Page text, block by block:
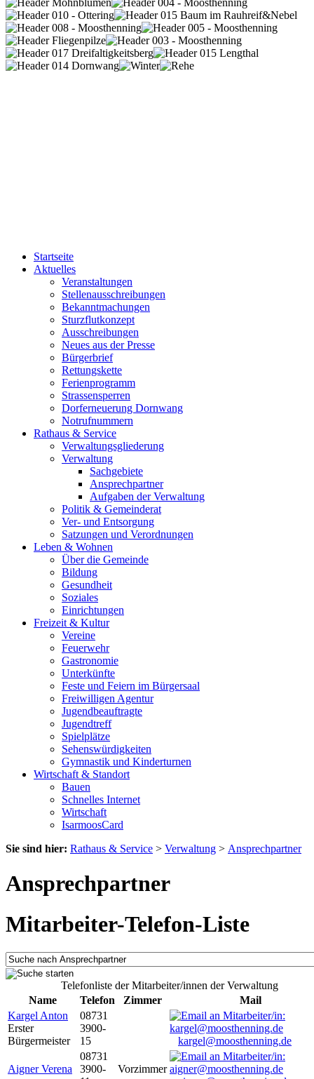
Startseite
Aktuelles
Veranstaltungen
Stellenausschreibungen
Bekanntmachungen
Sturzflutkonzept
Ausschreibungen
Neues aus der Presse
Bürgerbrief
Rettungskette
Ferienprogramm
Strassensperren
Dorferneuerung Dornwang
Notrufnummern
Rathaus & Service
Verwaltungsgliederung
Verwaltung
Sachgebiete
Ansprechpartner
Aufgaben der Verwaltung
Politik & Gemeinderat
Ver- und Entsorgung
Satzungen und Verordnungen
Leben & Wohnen
Über die Gemeinde
Bildung
Gesundheit
Soziales
Einrichtungen
Freizeit & Kultur
Vereine
Feuerwehr
Gastronomie
Unterkünfte
Feste und Feiern im Bürgersaal
Freiwilligen Agentur
Jugendbeauftragte
Jugendtreff
Spielplätze
Sehenswürdigkeiten
Gymnastik und Kinderturnen
Wirtschaft & Standort
Bauen
Schnelles Internet
Wirtschaft
IsarmoosCard
Sie sind hier: Rathaus & Service > Verwaltung > Ansprechpartner
Ansprechpartner
Mitarbeiter-Telefon-Liste
Telefonliste der Mitarbeiter/innen der Verwaltung
Name
Telefon Zimmer
Mail
Kargel Anton
Erster
Bürgermeister
08731
3900-
15
kargel@moosthenning.de
Aigner Verena
08731
3900-
Vorzimmer